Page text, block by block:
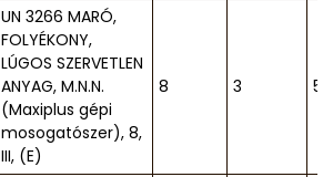
UN 3266 MARÓ,
FOLYÉKONY,
LÚGOS SZERVETLEN
ANYAG, M.N.N.
(Maxiplus gépi
mosogatószer), 8,
III, (E)
8 3